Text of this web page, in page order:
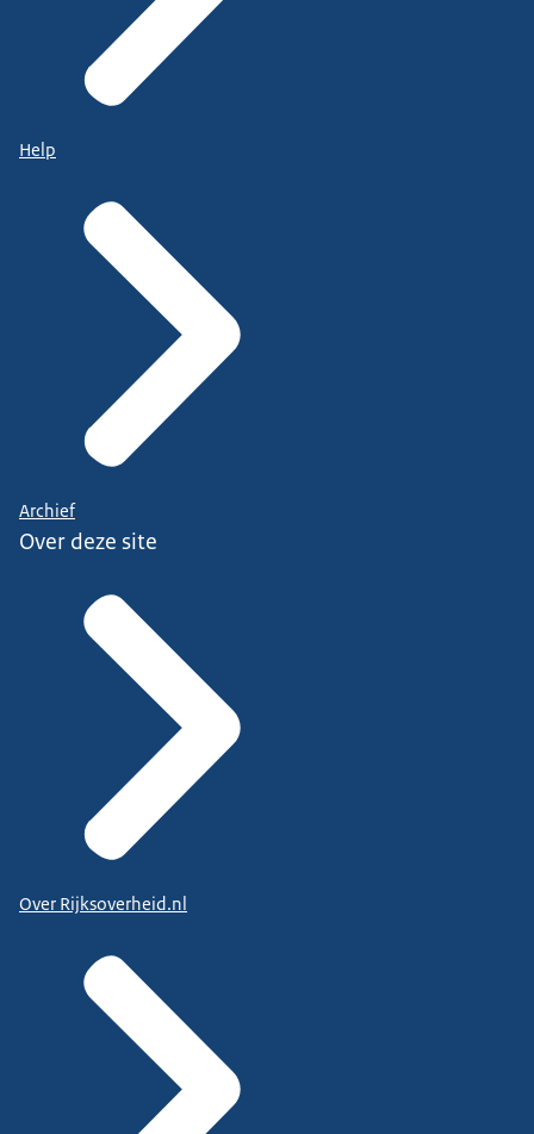
Help
Archief
Over deze site
Over Rijksoverheid.nl